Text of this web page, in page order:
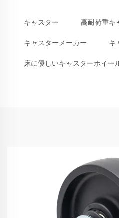
キャスター 高耐荷重キ
キャスターメーカー キ
床に優しいキャスターホイー